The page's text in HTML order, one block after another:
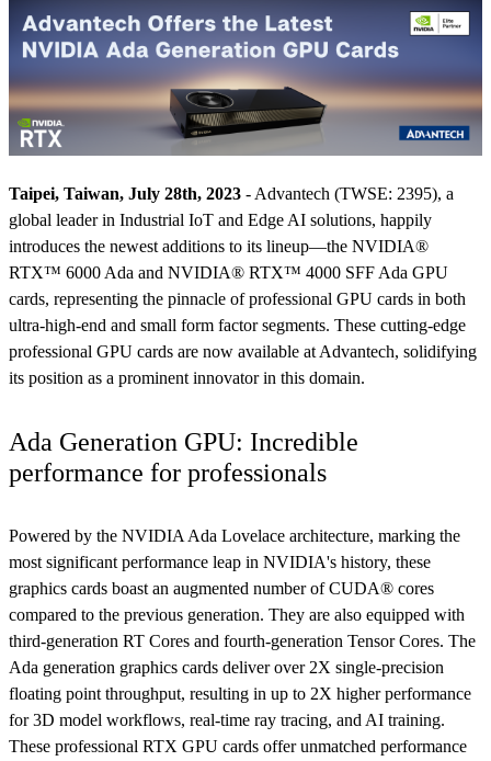
Taipei, Taiwan, July 28th, 2023 - Advantech (TWSE: 2395), a
global leader in Industrial IoT and Edge AI solutions, happily
introduces the newest additions to its lineup—the NVIDIA®
RTX™ 6000 Ada and NVIDIA® RTX™ 4000 SFF Ada GPU
cards, representing the pinnacle of professional GPU cards in both
ultra-high-end and small form factor segments. These cutting-edge
professional GPU cards are now available at Advantech, solidifying
its position as a prominent innovator in this domain.
Ada Generation GPU: Incredible
performance for professionals
Powered by the NVIDIA Ada Lovelace architecture, marking the
most significant performance leap in NVIDIA's history, these
graphics cards boast an augmented number of CUDA® cores
compared to the previous generation. They are also equipped with
third-generation RT Cores and fourth-generation Tensor Cores. The
Ada generation graphics cards deliver over 2X single-precision
floating point throughput, resulting in up to 2X higher performance
for 3D model workflows, real-time ray tracing, and AI training.
These professional RTX GPU cards offer unmatched performance